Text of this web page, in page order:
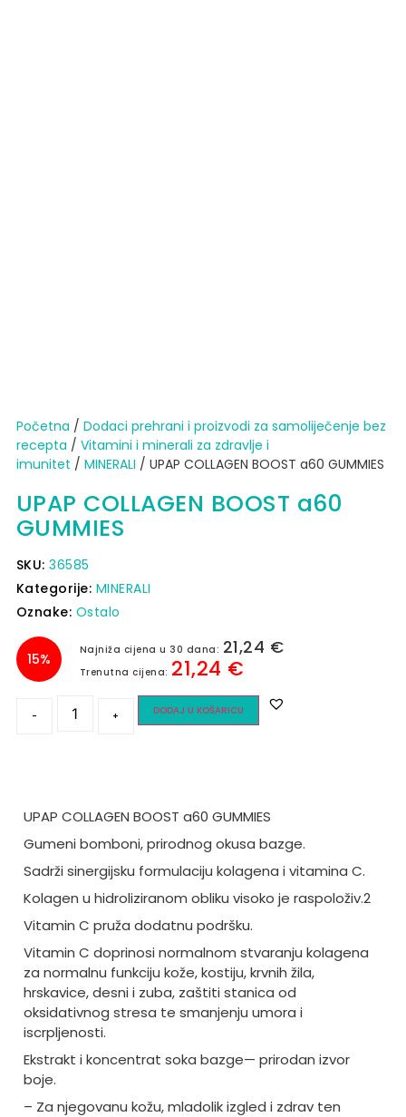
Početna / Dodaci prehrani i proizvodi za samoliječenje bez
recepta / Vitamini i minerali za zdravlje i
imunitet / MINERALI / UPAP COLLAGEN BOOST a60 GUMMIES
UPAP COLLAGEN BOOST a60
GUMMIES
SKU:36585
Kategorije: MINERALI
Oznake: Ostalo
15%
Najniža cijena u 30 dana: 21,24 €
Trenutna cijena: 21,24 €
- + DODAJ U KOŠARICU
UPAP COLLAGEN BOOST a60 GUMMIES
Gumeni bomboni, prirodnog okusa bazge.
Sadrži sinergijsku formulaciju kolagena i vitamina C.
Kolagen u hidroliziranom obliku visoko je raspoloživ.2
Vitamin C pruža dodatnu podršku.
Vitamin C doprinosi normalnom stvaranju kolagena
za normalnu funkciju kože, kostiju, krvnih žila,
hrskavice, desni i zuba, zaštiti stanica od
oksidativnog stresa te smanjenju umora i
iscrpljenosti.
Ekstrakt i koncentrat soka bazge— prirodan izvor
boje.
– Za njegovanu kožu, mladolik izgled i zdrav ten